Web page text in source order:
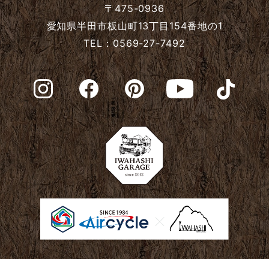
2024年5月
2024年4月
2024年3月
2024年2月
2024年1月
2023年12月
2023年11月
2023年10月
〒475-0936
愛知県半田市板山町13丁目154番地の1
TEL：0569-27-7492